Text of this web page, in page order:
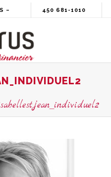
– 450 681-1010